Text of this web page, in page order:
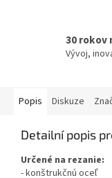
30 rokov
Vývoj,
Popis Diskuze
Detailní popis
Určené na rezanie:
- konštrukčnú oceľ